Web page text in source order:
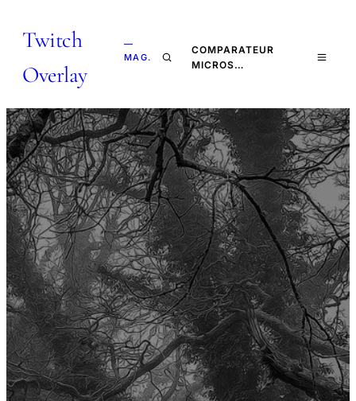
Twitch
Overlay
—
MAG.
COMPARATEUR
MICROS…